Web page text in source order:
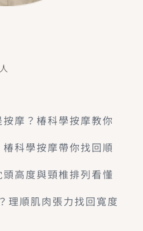
摩？椿科學按摩教你
科學按摩帶你找回順
高度與頸椎排列看懂
理順肌肉張力找回寬度